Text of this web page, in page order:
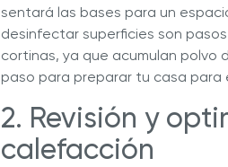
sentará las bases para un
desinfectar superficies son
cortinas, ya que acumulan polvo
paso para preparar tu casa para
2. Revisión y
calefacción